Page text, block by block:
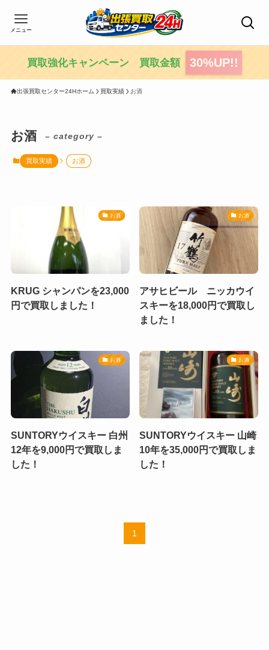
メニュー
買取強化キャンペーン 買取金額 30%UP!!
出張買取センター24Hホーム 買取実績 お酒
お酒 – category –
買取実績 お酒
お酒
KRUG シャンパンを23,000
円で買取しました！
お酒
アサヒビール ニッカウイ
スキーを18,000円で買取し
ました！
お酒
SUNTORYウイスキー 白州
12年を9,000円で買取しま
した！
お酒
SUNTORYウイスキー 山崎
10年を35,000円で買取しま
した！
1